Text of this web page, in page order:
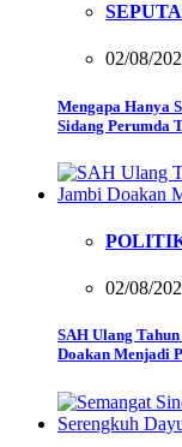
02/08/
Mengapa Hanya
Sidang Perumda
02/08/
SAH Ulang
Doakan Menjadi